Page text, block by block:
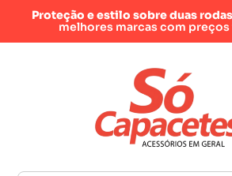
Proteção e estilo sobre duas
melhores marcas com